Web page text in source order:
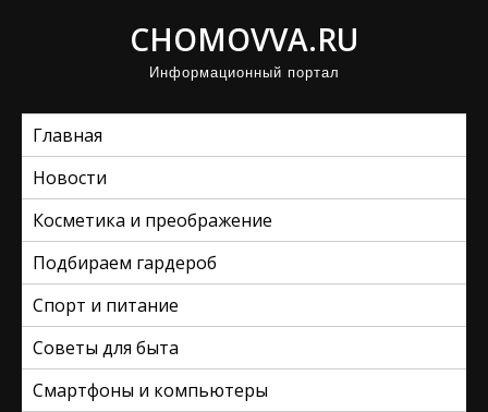
CHOMOVVA.RU
Информационный портал
Главная
Новости
Косметика и преображение
Подбираем гардероб
Спорт и питание
Советы для быта
Смартфоны и компьютеры